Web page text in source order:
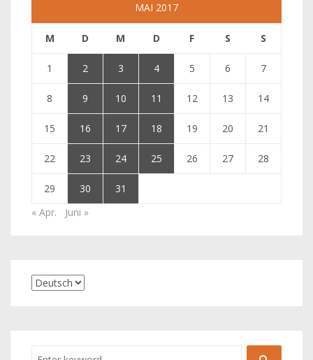
MAI 2017
M D M D F S S
1 2 3 4 5 6 7
8 9 10 11 12 13 14
15 16 17 18 19 20 21
22 23 24 25 26 27 28
29 30
31
« Apr.
Juni »